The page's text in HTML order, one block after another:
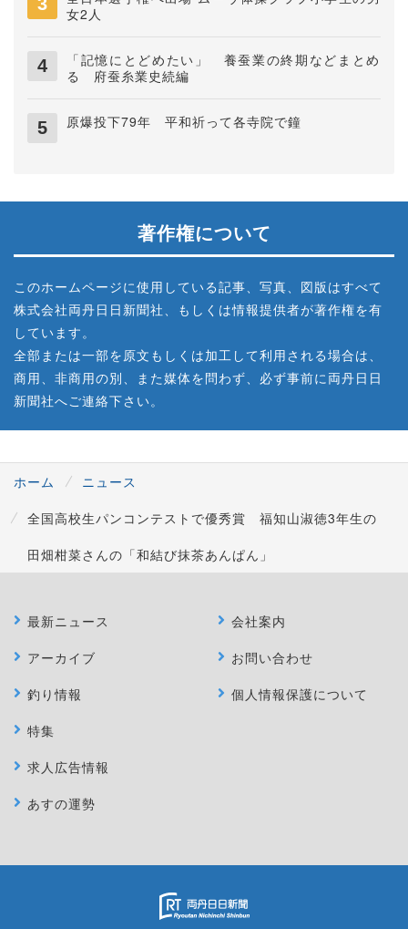
女2人
「記憶にとどめたい」 養蚕業の終期などまとめ
る 府蚕糸業史続編
原爆投下79年 平和祈って各寺院で鐘
著作権について
このホームページに使用している記事、写真、図版はすべて
株式会社両丹日日新聞社、もしくは情報提供者が著作権を有
しています。
全部または一部を原文もしくは加工して利用される場合は、
商用、非商用の別、また媒体を問わず、必ず事前に両丹日日
新聞社へご連絡下さい。
ホーム
ニュース
全国高校生パンコンテストで優秀賞 福知山淑徳3年生の
田畑柑菜さんの「和結び抹茶あんぱん」
最新ニュース
アーカイブ
釣り情報
特集
求人広告情報
あすの運勢
会社案内
お問い合わせ
個人情報保護について